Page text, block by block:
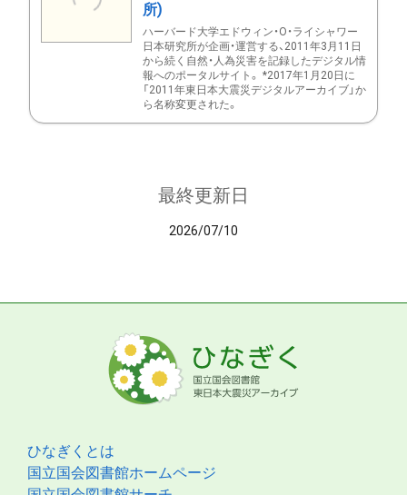
所)
ハーバード大学エドウィン・O・ライシャワー
日本研究所が企画・運営する、2011年3月11日
から続く自然・人為災害を記録したデジタル情
報へのポータルサイト。 *2017年1月20日に
「2011年東日本大震災デジタルアーカイブ」か
ら名称変更された。
最終更新日
2026/07/10
ひなぎくとは
国立国会図書館ホームページ